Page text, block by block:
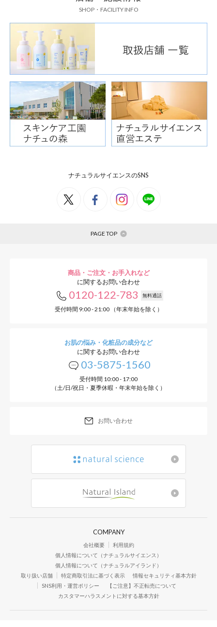
SHOP・FACILITY INFO
ナチュラルサイエンスのSNS
PAGE TOP
商品・ご注文・お手入れなど
に関するお問い合わせ
0120-122-783 無料通話
受付時間 9:00 - 21:00 （年末年始を除く）
お肌の悩み・化粧品の成分など
に関するお問い合わせ
03-5875-1560
受付時間 10:00 - 17:00
（土/日/祝日・夏季休暇・年末年始を除く）
お問い合わせ
COMPANY
会社概要
利用規約
個人情報について（ナチュラルサイエンス）
個人情報について（ナチュラルアイランド）
取り扱い店舗
特定商取引法に基づく表示
情報セキュリティ基本方針
SNS利用・運営ポリシー
【ご注意】不正転売について
カスタマーハラスメントに対する基本方針